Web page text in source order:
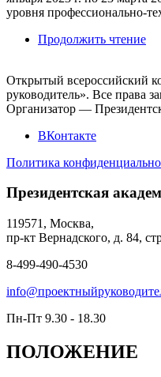
уровня профессионально-
Продолжить чтение
Открытый всероссийский
руководитель». Все права
Организатор —
ВКонтакте
Политика
Президентская
119571, Москва,
пр-кт Вернадского, д. 84,
8-499-490-4530
Пн-Пт 9.30 - 18.30
ПОЛОЖЕНИЕ